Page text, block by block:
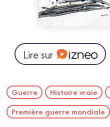
Lire sur
Guerre Histoire vraie
Première guerre mondiale